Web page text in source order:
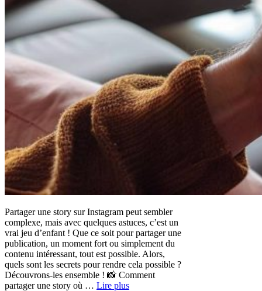
Partager une story sur Instagram peut sembler
complexe, mais avec quelques astuces, c’est un
vrai jeu d’enfant ! Que ce soit pour partager une
publication, un moment fort ou simplement du
contenu intéressant, tout est possible. Alors,
quels sont les secrets pour rendre cela possible ?
Découvrons-les ensemble ! 📸 Comment
partager une story où … Lire plus